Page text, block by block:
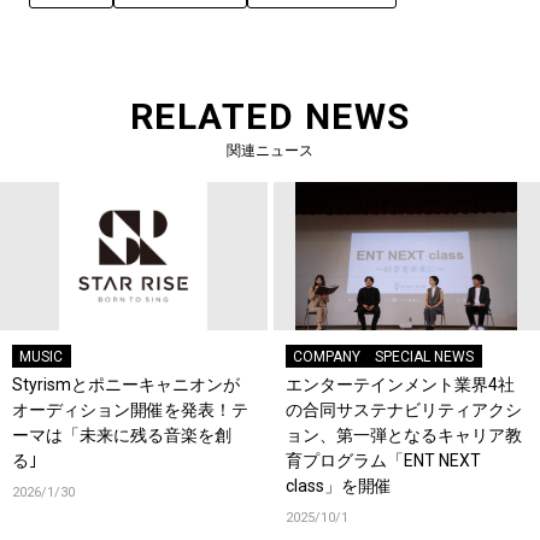
RELATED NEWS
関連ニュース
MUSIC
Styrismとポニーキャニオンが
オーディション開催を発表！テ
ーマは「未来に残る音楽を創
る｣
2026/1/30
COMPANY SPECIAL NEWS
エンターテインメント業界4社
の合同サステナビリティアクシ
ョン、第一弾となるキャリア教
育プログラム「ENT NEXT
class」を開催
2025/10/1